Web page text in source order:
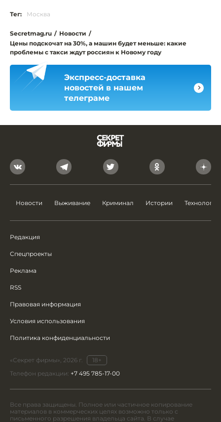
Тег: Москва
Secretmag.ru / Новости /
Цены подскочат на 30%, а машин будет меньше: какие
проблемы с такси ждут россиян к Новому году
Экспресс-доставка
новостей в нашем
телеграме
Новости Выживание Криминал Истории Технологии
Редакция
Спецпроекты
Реклама
RSS
Правовая информация
Условия использования
Политика конфиденциальности
«Секрет фирмы», 2026 г.
18+
Телефон редакции: +7 495 785-17-00
Все права защищены. Полное или частичное копирование
материалов в коммерческих целях возможно только с
письменного разрешения владельца сайта. В случае